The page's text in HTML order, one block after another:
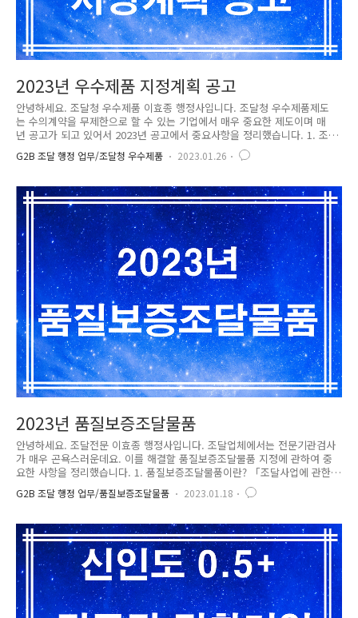
2023년 우수제품 지정계획 공고
안녕하세요. 조달청 우수제품 이효종 행정사입니다. 조달청 우수제품제도
는 수의계약을 무제한으로 할 수 있는 기업에서 매우 중요한 제도이며 매
년 공고가 되고 있어서 2023년 공고에서 중요사항을 정리했습니다. 1. 조달
청 우수제품제도란? 조달청 우수제품 제도는 조달물자의 품질향상을 위하
여 '96년에 도입하여 중소기업 및 초기 중견기업이 생산한 제품중기술 및
는 제도입니다. 우수제품으로 지정된 제품에 대하여는 국가계약법령에 따
라 계약을 체결하여 각급 수요기관에 조달하게 됩니다.그리고 우수제품 제
도의 근거는 조달청 우수제품은 「조달사업에 관한 법률」제26조 및 동법
시행령 제30조와 『우수조달물품지정관리규정』(조달청고시)에 의하여 지
정 및 관리..
G2B 조달 행정 업무/조달청 우수제품 2023.01.26
2023년 품질보증조달물품
안녕하세요. 조달전문 이효종 행정사입니다. 조달업체에서는 전문기관검사
가 매우 곤욕스러운데요. 이를 해결할 품질보증조달물품 지정에 관하여 중
요한 사항을 정리했습니다. 1. 품질보증조달물품이란? 「조달사업에 관한
법률」 제3조의 4 제1항에 따라 조달청장이 고시*한 품질관리능력 평가기
준에 적합한 자가 제조한 물품으로서, 「국가를 당사자로 하는 계약에 관
관한 법률 시행령」 64조의2에 따라 납품검사를 면제할 수 있는 물품을 말
합니다. 2. 신청자격 조달청 입찰참가자격등록증에 신청품명이“제조”로 등
록되고,아래 두 가지 요건 중 하나를 갖춘 자 ① 해당 품명에 대하여 최근
1년 이내 조달청검사 또는 전문기관검사 실적 존재 ② 해당 품명이 국가..
G2B 조달 행정 업무/품질보증조달물품 2023.01.18